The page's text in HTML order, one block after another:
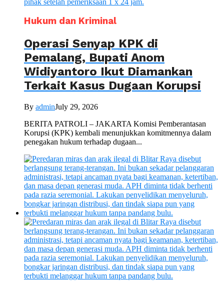
Hukum dan Kriminal
Operasi Senyap KPK di
Pemalang, Bupati Anom
Widiyantoro Ikut Diamankan
Terkait Kasus Dugaan Korupsi
By adminJuly 29, 2026
BERITA PATROLI – JAKARTA Komisi Pemberantasan
Korupsi (KPK) kembali menunjukkan komitmennya dalam
penegakan hukum terhadap dugaan...